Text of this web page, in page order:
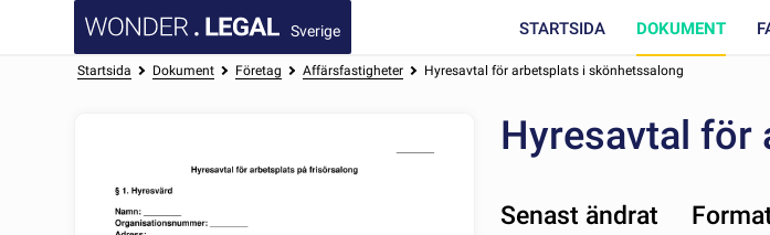
Sverige STARTSIDA DOKUMENT
Startsida Dokument Företag Affärsfastigheter Hyresavtal för arbetsplats i skönhetssalong
Hyresavtal för
Senast ändrat